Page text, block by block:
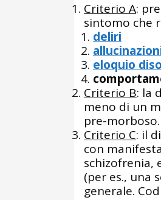
Criterio A:
sintomo che
deliri
eloquio
Criterio B: la
meno di un
pre-morboso.
Criterio C: il
con
schizofrenia,
(per es., una
generale.